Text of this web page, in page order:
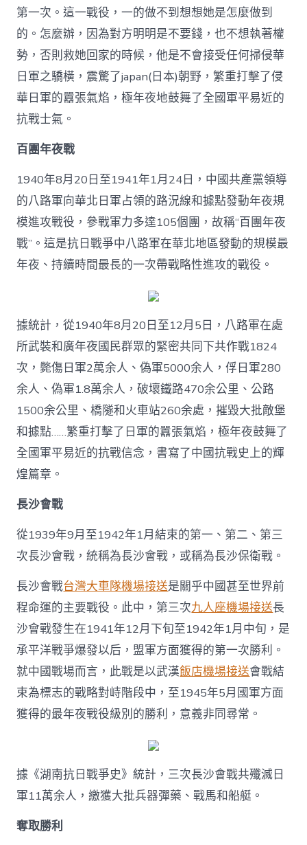
第一次。這一戰役，一的做不到想想她是怎麼做到
的。怎麼辦，因為對方明明是不要錢，也不想執著權
勢，否則救她回家的時候，他是不會接受任何掃侵華
日軍之驕橫，震驚了japan(日本)朝野，繁重打擊了侵
華日軍的囂張氣焰，極年夜地鼓舞了全國軍平易近的
抗戰士氣。
百團年夜戰
1940年8月20日至1941年1月24日，中國共產黨領導
的八路軍向華北日軍占領的路況線和據點發動年夜規
模進攻戰役，參戰軍力多達105個團，故稱“百團年夜
戰”。這是抗日戰爭中八路軍在華北地區發動的規模最
年夜、持續時間最長的一次帶戰略性進攻的戰役。
據統計，從1940年8月20日至12月5日，八路軍在處
所武裝和廣年夜國民群眾的緊密共同下共作戰1824
次，斃傷日軍2萬余人、偽軍5000余人，俘日軍280
余人、偽軍1.8萬余人，破壞鐵路470余公里、公路
1500余公里、橋隧和火車站260余處，摧毀大批敵堡
和據點……繁重打擊了日軍的囂張氣焰，極年夜鼓舞了
全國軍平易近的抗戰信念，書寫了中國抗戰史上的輝
煌篇章。
長沙會戰
從1939年9月至1942年1月結束的第一、第二、第三
次長沙會戰，統稱為長沙會戰，或稱為長沙保衛戰。
長沙會戰台灣大車隊機場接送是關乎中國甚至世界前
程命運的主要戰役。此中，第三次九人座機場接送長
沙會戰發生在1941年12月下旬至1942年1月中旬，是
承平洋戰爭爆發以后，盟軍方面獲得的第一次勝利。
就中國戰場而言，此戰是以武漢飯店機場接送會戰結
束為標志的戰略對峙階段中，至1945年5月國軍方面
獲得的最年夜戰役級別的勝利，意義非同尋常。
據《湖南抗日戰爭史》統計，三次長沙會戰共殲滅日
軍11萬余人，繳獲大批兵器彈藥、戰馬和船艇。
奪取勝利